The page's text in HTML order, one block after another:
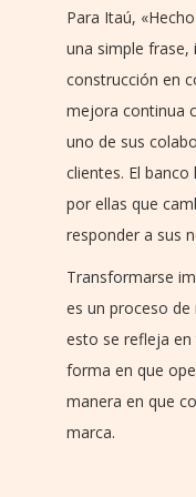
Para Itaú,
una simple frase,
construcción en
mejora continua
uno de sus
clientes. El
por ellas que
responder a sus
Transformarse
es un proceso
esto se refleja
forma en que
manera en que
marca.